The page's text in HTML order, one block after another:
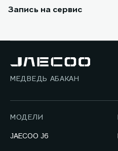
Запись на сервис
МЕДВЕДЬ АБАКАН
МОДЕЛИ
JAECOO J6